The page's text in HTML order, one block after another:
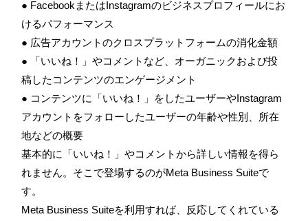
● FacebookまたはInstagramのビジネスプロフィールにお
けるパフォーマンス
● 広告アカウントのクロスプラットフォームの消化金額
● 「いいね！」やコメントなど、オーガニックおよび投
稿したコンテンツのエンゲージメント
● コンテンツに「いいね！」をしたユーザーやInstagram
アカウントをフォローしたユーザーの年齢や性別、所在
地などの概要
基本的に「いいね！」やコメントから詳しい情報を得ら
れません。そこで登場するのがMeta Business Suiteで
す。
Meta Business Suiteを利用すれば、反応してくれている